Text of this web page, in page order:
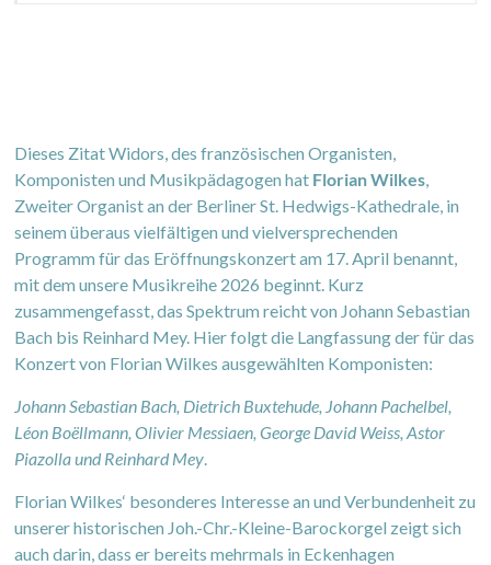
Dieses Zitat Widors, des französischen Organisten,
Komponisten und Musikpädagogen hat Florian Wilkes
Zweiter Organist an der Berliner St. Hedwigs-Kathedrale, in
seinem überaus vielfältigen und vielversprechenden
Programm für das Eröffnungskonzert am 17. April benannt,
mit dem unsere Musikreihe 2026 beginnt. Kurz
zusammengefasst, das Spektrum reicht von Johann Sebastian
Bach bis Reinhard Mey. Hier folgt die Langfassung der für das
Konzert von Florian Wilkes ausgewählten Komponisten:
Johann Sebastian Bach, Dietrich Buxtehude, Johann Pachelbel,
Léon Boëllmann, Olivier Messiaen, George David Weiss, Astor
Piazolla und Reinhard Mey
Florian Wilkes‘ besonderes Interesse an und Verbundenheit zu
unserer historischen Joh.-Chr.-Kleine-Barockorgel zeigt sich
auch darin, dass er bereits mehrmals in Eckenhagen